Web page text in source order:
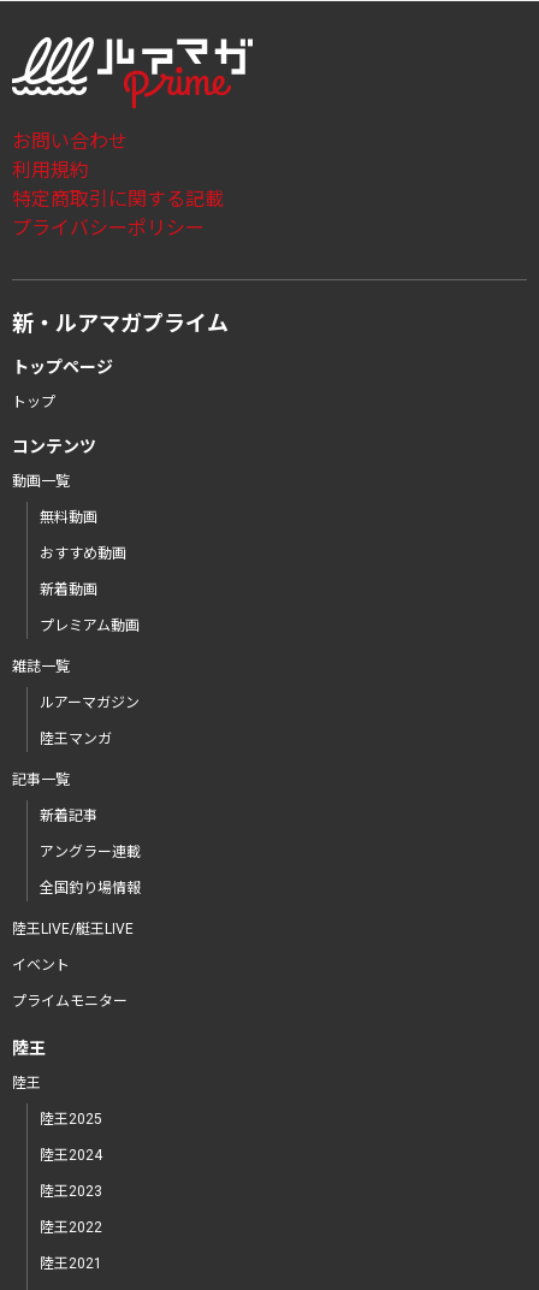
お問い合わせ
利用規約
特定商取引に関する記載
プライバシーポリシー
新・ルアマガプライム
トップページ
トップ
コンテンツ
動画一覧
無料動画
おすすめ動画
新着動画
プレミアム動画
雑誌一覧
ルアーマガジン
陸王マンガ
記事一覧
新着記事
アングラー連載
全国釣り場情報
陸王LIVE/艇王LIVE
イベント
プライムモニター
陸王
陸王
陸王2025
陸王2024
陸王2023
陸王2022
陸王2021